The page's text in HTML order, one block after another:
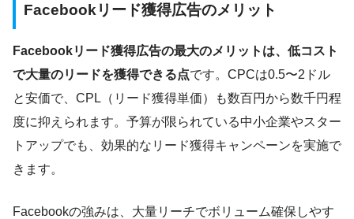
Facebookリード獲得広告のメリット
Facebookリード獲得広告の最大のメリットは、低コスト
で大量のリードを獲得できる点です。CPCは0.5〜2ドル
と安価で、CPL（リード獲得単価）も数百円から数千円程
度に抑えられます。予算が限られている中小企業やスター
トアップでも、効果的なリード獲得キャンペーンを実施で
きます。
Facebookの強みは、大量リーチでボリューム確保しやす